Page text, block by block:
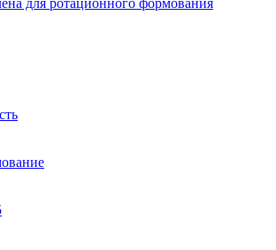
для ротационного формования